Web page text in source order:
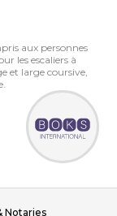
aux personnes
les escaliers à
et large coursive,
Notaries